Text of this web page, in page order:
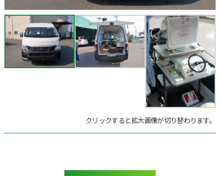
クリックすると拡大画像が切り替わります。